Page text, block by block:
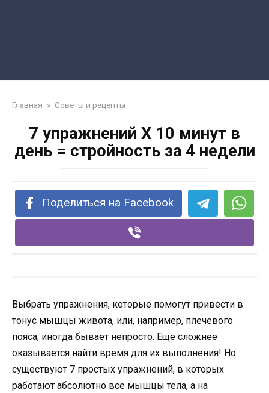
Главная » Советы и рецепты
7 упражнений Х 10 минут в
день = стройность за 4 недели
Поделиться на Facebook
Выбрать упражнения, которые помогут привести в
тонус мышцы живота, или, например, плечевого
пояса, иногда бывает непросто. Ещё сложнее
оказывается найти время для их выполнения! Но
существуют 7 простых упражнений, в которых
работают абсолютно все мышцы тела, а на